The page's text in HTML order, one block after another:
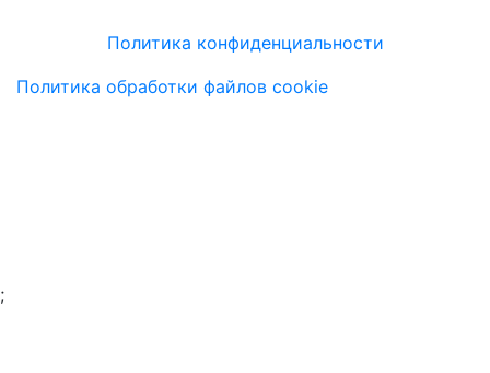
Политика конфиденциальности
Политика обработки файлов cookie
;